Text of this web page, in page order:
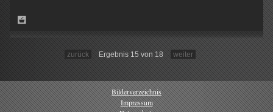
zurück Ergebnis 15 von 18 weiter
Bilderverzeichnis
Impressum